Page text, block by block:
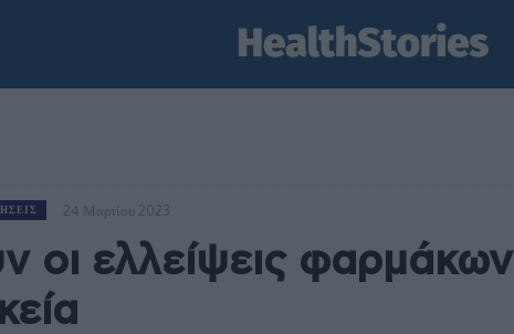
24 Μαρτίου 2023
οι ελλείψεις φαρμάκων